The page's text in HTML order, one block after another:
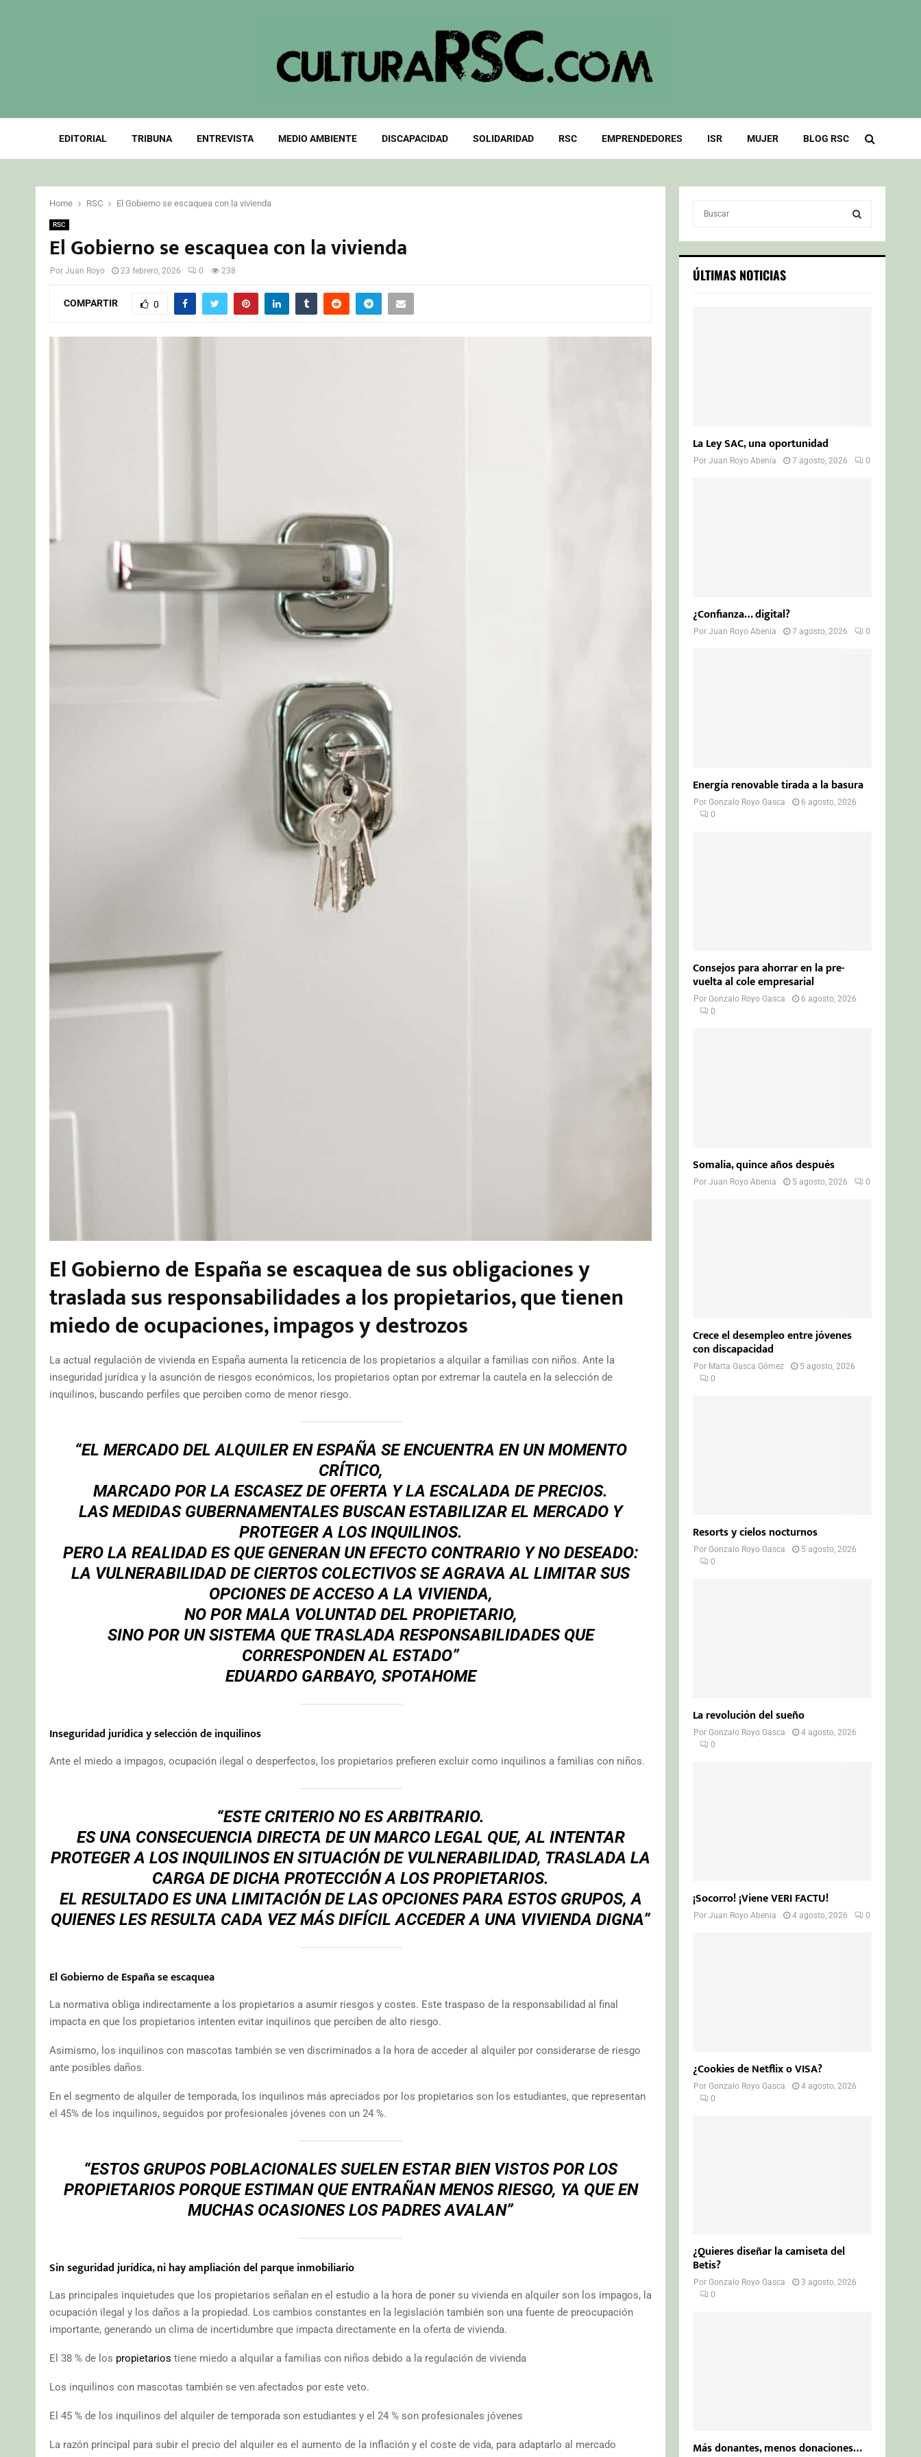
EDITORIAL TRIBUNA ENTREVISTA MEDIO AMBIENTE DISCAPACIDAD SOLIDARIDAD RSC EMPRENDEDORES ISR MUJER BLOG RSC
Home RSC El Gobierno se escaquea con la vivienda
RSC
El Gobierno se escaquea con la vivienda
Por Juan Royo 23 febrero, 2026 0 238
COMPARTIR 0
El Gobierno de España se escaquea de sus obligaciones y
traslada sus responsabilidades a los propietarios, que tienen
miedo de ocupaciones, impagos y destrozos
La actual regulación de vivienda en España aumenta la reticencia de los propietarios a alquilar a familias con niños. Ante la
inseguridad jurídica y la asunción de riesgos económicos, los propietarios optan por extremar la cautela en la selección de
inquilinos, buscando perfiles que perciben como de menor riesgo.
“EL MERCADO DEL ALQUILER EN ESPAÑA SE ENCUENTRA EN UN MOMENTO
CRÍTICO,
MARCADO POR LA ESCASEZ DE OFERTA Y LA ESCALADA DE PRECIOS.
LAS MEDIDAS GUBERNAMENTALES BUSCAN ESTABILIZAR EL MERCADO Y
PROTEGER A LOS INQUILINOS.
PERO LA REALIDAD ES QUE GENERAN UN EFECTO CONTRARIO Y NO DESEADO:
LA VULNERABILIDAD DE CIERTOS COLECTIVOS SE AGRAVA AL LIMITAR SUS
OPCIONES DE ACCESO A LA VIVIENDA,
NO POR MALA VOLUNTAD DEL PROPIETARIO,
SINO POR UN SISTEMA QUE TRASLADA RESPONSABILIDADES QUE
CORRESPONDEN AL ESTADO”
EDUARDO GARBAYO, SPOTAHOME
Inseguridad jurídica y selección de inquilinos
Ante el miedo a impagos, ocupación ilegal o desperfectos, los propietarios prefieren excluir como inquilinos a familias con niños.
“ESTE CRITERIO NO ES ARBITRARIO.
ES UNA CONSECUENCIA DIRECTA DE UN MARCO LEGAL QUE, AL INTENTAR
PROTEGER A LOS INQUILINOS EN SITUACIÓN DE VULNERABILIDAD, TRASLADA LA
CARGA DE DICHA PROTECCIÓN A LOS PROPIETARIOS.
EL RESULTADO ES UNA LIMITACIÓN DE LAS OPCIONES PARA ESTOS GRUPOS, A
QUIENES LES RESULTA CADA VEZ MÁS DIFÍCIL ACCEDER A UNA VIVIENDA DIGNA”
El Gobierno de España se escaquea
La normativa obliga indirectamente a los propietarios a asumir riesgos y costes. Este traspaso de la responsabilidad al final
impacta en que los propietarios intenten evitar inquilinos que perciben de alto riesgo.
Asimismo, los inquilinos con mascotas también se ven discriminados a la hora de acceder al alquiler por considerarse de riesgo
ante posibles daños.
En el segmento de alquiler de temporada, los inquilinos más apreciados por los propietarios son los estudiantes, que representan
el 45% de los inquilinos, seguidos por profesionales jóvenes con un 24 %.
“ESTOS GRUPOS POBLACIONALES SUELEN ESTAR BIEN VISTOS POR LOS
PROPIETARIOS PORQUE ESTIMAN QUE ENTRAÑAN MENOS RIESGO, YA QUE EN
MUCHAS OCASIONES LOS PADRES AVALAN”
Sin seguridad jurídica, ni hay ampliación del parque inmobiliario
Las principales inquietudes que los propietarios señalan en el estudio a la hora de poner su vivienda en alquiler son los impagos, la
ocupación ilegal y los daños a la propiedad. Los cambios constantes en la legislación también son una fuente de preocupación
importante, generando un clima de incertidumbre que impacta directamente en la oferta de vivienda.
El 38 % de los propietarios tiene miedo a alquilar a familias con niños debido a la regulación de vivienda
Los inquilinos con mascotas también se ven afectados por este veto.
El 45 % de los inquilinos del alquiler de temporada son estudiantes y el 24 % son profesionales jóvenes
La razón principal para subir el precio del alquiler es el aumento de la inflación y el coste de vida, para adaptarlo al mercado
c
h
S
ÚLTIMAS NOTICIAS
La Ley SAC, una oportunidad
PorJuan Royo Abenia 7 agosto, 2026 0
¿Confianza… digital?
PorJuan Royo Abenia 7 agosto, 2026 0
Energía renovable tirada a la basura
PorGonzalo Royo Gasca
6 agosto, 2026
0
Consejos para ahorrar en la pre-
vuelta al cole empresarial
PorGonzalo Royo Gasca
6 agosto, 2026
0
Somalia, quince años después
PorJuan Royo Abenia 5 agosto, 2026 0
Crece el desempleo entre jóvenes
con discapacidad
Por Marta Gasca Gómez
5 agosto, 2026
0
Resorts y cielos nocturnos
PorGonzalo Royo Gasca
5 agosto, 2026
0
La revolución del sueño
PorGonzalo Royo Gasca
4 agosto, 2026
0
¡Socorro! ¡Viene VERI FACTU!
PorJuan Royo Abenia 4 agosto, 2026 0
¿Cookies de Netflix o VISA?
PorGonzalo Royo Gasca
4 agosto, 2026
0
¿Quieres diseñar la camiseta del
Betis?
PorGonzalo Royo Gasca
3 agosto, 2026
0
Más donantes, menos donaciones…